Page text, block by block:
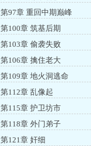
第97章 重回中期巅峰
第100章 筑基后期
第103章 偷袭失败
第106章 擒住老大
第109章 地火洞逃命
第112章 乱像起
第115章 护卫坊市
第118章 外门弟子
第121章 奸细